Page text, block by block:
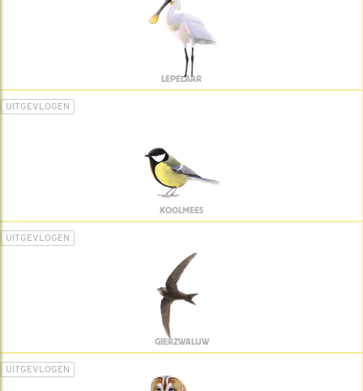
LEPELAAR
UITGEVLOGEN
KOOLMEES
UITGEVLOGEN
GIERZWALUW
UITGEVLOGEN